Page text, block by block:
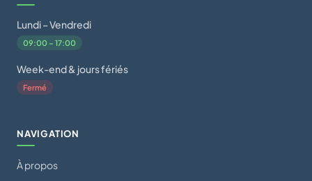
Lundi – Vendredi
09:00 – 17:00
Week-end & jours fériés
Fermé
NAVIGATION
À propos